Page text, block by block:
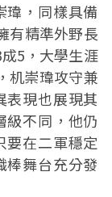
瑋，同樣具備
有精準外野長
5，大學生涯
机崇瑋攻守兼
表現也展現其
級不同，他仍
要在二軍穩定
棒舞台充分發